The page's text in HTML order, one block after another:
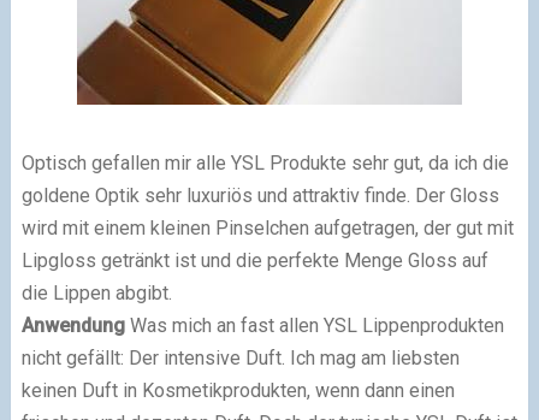
Optisch gefallen mir alle YSL Produkte sehr gut, da ich die
goldene Optik sehr luxuriös und attraktiv finde. Der Gloss
wird mit einem kleinen Pinselchen aufgetragen, der gut mit
Lipgloss getränkt ist und die perfekte Menge Gloss auf
die Lippen abgibt.
Anwendung Was mich an fast allen YSL Lippenprodukten
nicht gefällt: Der intensive Duft. Ich mag am liebsten
keinen Duft in Kosmetikprodukten, wenn dann einen